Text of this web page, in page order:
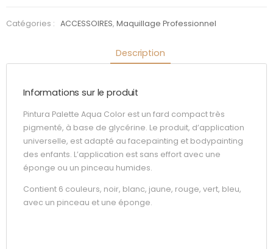
Aqua
Catégories : ACCESSOIRES,Maquillage Professionnel
Description
Informations sur le produit
Pintura Palette Aqua Color est un fard compact très
pigmenté, à base de glycérine. Le produit, d’application
universelle, est adapté au facepainting et bodypainting
des enfants. L’application est sans effort avec une
éponge ou un pinceau humides.
Contient 6 couleurs, noir, blanc, jaune, rouge, vert, bleu,
avec un pinceau et une éponge.